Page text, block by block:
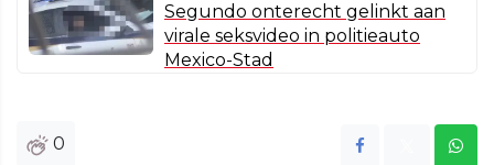
Segundo onterecht gelinkt aan
virale seksvideo in politieauto
Mexico-Stad
0